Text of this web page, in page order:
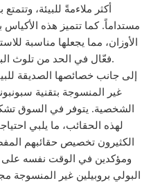
أكثر ملاءمةً للبيئة،
مستداماً. كما تتميز هذه الأكياس
الأوزان، مما يجعلها مناسبة
فعّال في الحد من تلوث البيئة الناتج عن الأكياس البلاستيكية.
إلى جانب خصائصها الصديقة
غير المنسوجة بتقنية
الشخصية. يتوفر في السوق
لهذه الحقائب، ما يلبي
الكثيرون تخصيص حقائبهم
ومؤكدين في الوقت نفسه على
البولي بروبيلين غير المنسوجة